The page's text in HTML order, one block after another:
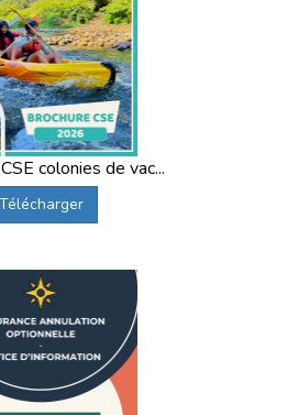
colonies de vac...
Télécharger